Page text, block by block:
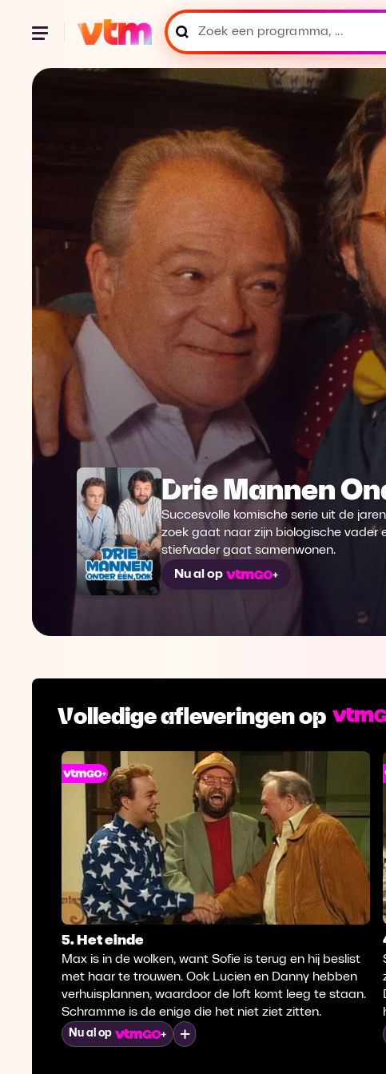
Drie Mannen
Succesvolle komische serie uit de
zoek gaat naar zijn biologische vader
stiefvader gaat samenwonen.
Nu al op
Volledige afleveringen op
5. Het einde
Max is in de wolken, want Sofie is terug en hij beslist
met haar te trouwen. Ook Lucien en Danny hebben
verhuisplannen, waardoor de loft komt leeg te staan.
Schramme is de enige die het niet ziet zitten.
Nu al op